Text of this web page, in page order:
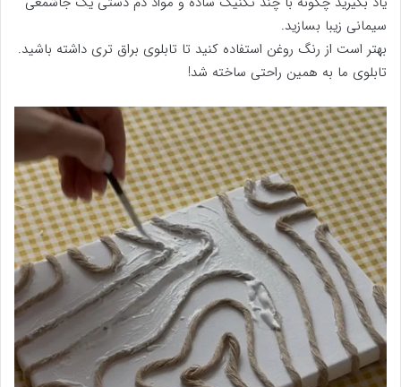
سیمانی زیبا بسازید.
بهتر است از رنگ روغن استفاده کنید تا تابلوی براق تری داشته باشید.
تابلوی ما به همین راحتی ساخته شد!